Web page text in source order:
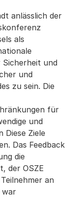
anlässlich der
als
Sicherheit und
und
zu sein. Die
für
und
Diese Ziele
Das Feedback
die
der OSZE
an
war